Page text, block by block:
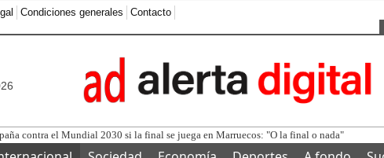
Condiciones generales Contacto